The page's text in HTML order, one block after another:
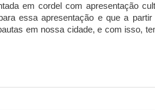
em cordel com apresentação
essa apresentação e que a partir
em nossa cidade, e com isso,